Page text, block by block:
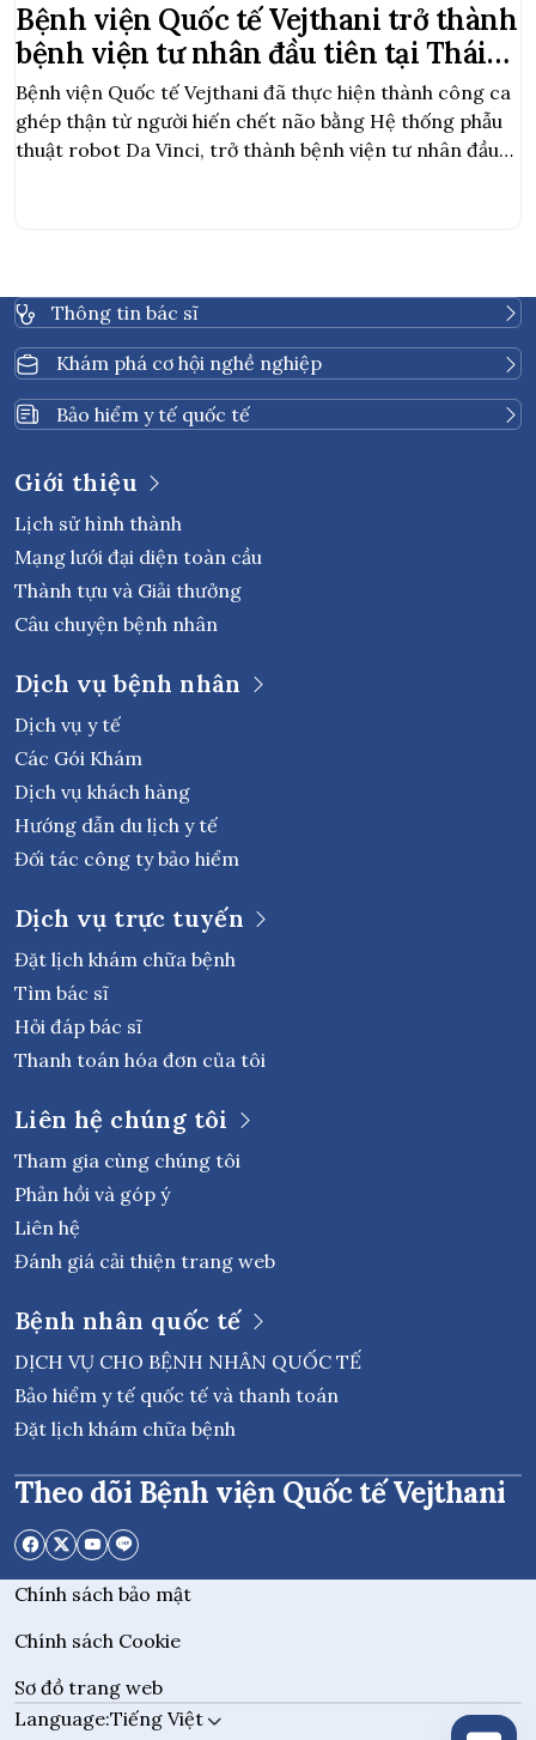
Bệnh viện Quốc tế Vejthani trở thành
bệnh viện tư nhân đầu tiên tại Thái
Lan thực hiện thành công ghép thận
từ người hiến chết não bằng phẫu
thuật hỗ trợ robot
Bệnh viện Quốc tế Vejthani đã thực hiện thành công ca
ghép thận từ người hiến chết não bằng Hệ thống phẫu
thuật robot Da Vinci, trở thành bệnh viện tư nhân đầu
Thông tin bác sĩ
Khám phá cơ hội nghề nghiệp
Bảo hiểm y tế quốc tế
Giới thiệu
Lịch sử hình thành
Mạng lưới đại diện toàn cầu
Thành tựu và Giải thưởng
Câu chuyện bệnh nhân
Dịch vụ bệnh nhân
Dịch vụ y tế
Các Gói Khám
Dịch vụ khách hàng
Hướng dẫn du lịch y tế
Đối tác công ty bảo hiểm
Dịch vụ trực tuyến
Đặt lịch khám chữa bệnh
Tìm bác sĩ
Hỏi đáp bác sĩ
Thanh toán hóa đơn của tôi
Liên hệ chúng tôi
Tham gia cùng chúng tôi
Phản hồi và góp ý
Liên hệ
Đánh giá cải thiện trang web
Bệnh nhân quốc tế
DỊCH VỤ CHO BỆNH NHÂN QUỐC TẾ
Bảo hiểm y tế quốc tế và thanh toán
Đặt lịch khám chữa bệnh
Theo dõi Bệnh viện Quốc tế Vejthani
Chính sách bảo mật
Chính sách Cookie
Sơ đồ trang web
Language:Tiếng Việt